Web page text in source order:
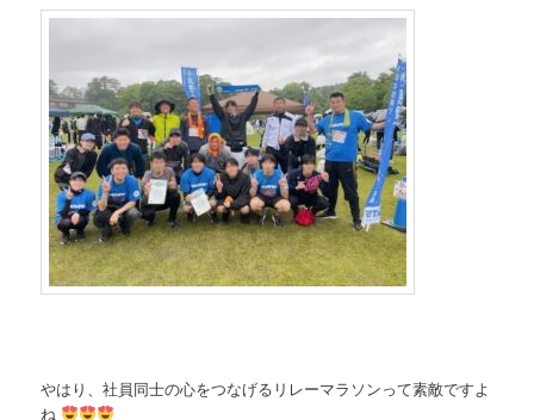
やはり、社員同士の心をつなげるリレーマラソンって素敵ですよ
ね